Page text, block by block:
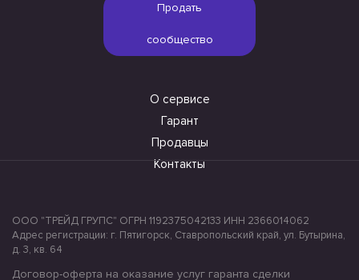
Продать
сообщество
О сервисе
Гарант
Продавцы
Контакты
ООО "ТРЕЙД ГРУПС" ОГРН 1192375042133 ИНН 2366014062
Адрес регистрации: г. Пятигорск, Ставропольский край, ул. Бутырина,
д. 3, кв. 64
Договор-оферта на оказание услуг гаранта сделки